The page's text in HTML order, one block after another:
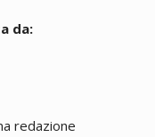
da:
redazione